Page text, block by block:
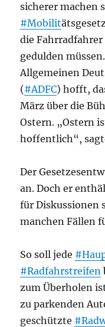
sicherer machen
#Mobilit
die
gedulden
Allgemeinen
(#ADFC) hofft,
März über die
Ostern. „Ostern
hoffentlich“,
Der
an. Doch er
für Diskussionen
manchen Fällen
So soll jede
#Radfahrstreifen
zum Überholen
zu parkenden
geschützte